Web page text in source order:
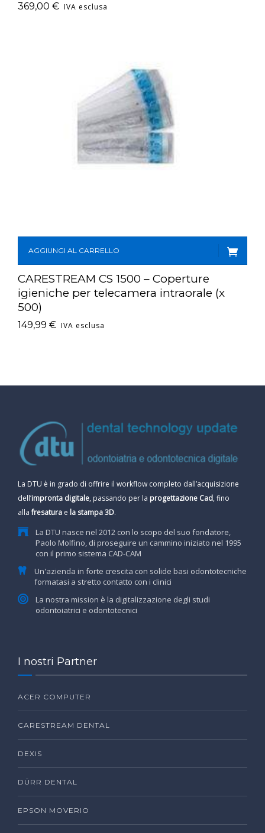
369,00 € IVA esclusa
AGGIUNGI AL CARRELLO
CARESTREAM CS 1500 – Coperture
igieniche per telecamera intraorale (x
500)
149,99 € IVA esclusa
La DTU è in grado di offrire il workflow completo dall’acquisizione
dell’impronta digitale, passando per la progettazione Cad, fino
allafresatura e la stampa 3D.
La DTU nasce nel 2012 con lo scopo del suo fondatore,
Paolo Molfino, di proseguire un cammino iniziato nel 1995
con il primo sistema CAD-CAM
Un'azienda in forte crescita con solide basi odontotecniche
formatasi a stretto contatto con i clinici
La nostra mission è la digitalizzazione degli studi
odontoiatrici e odontotecnici
I nostri Partner
ACER COMPUTER
CARESTREAM DENTAL
DEXIS
DÜRR DENTAL
EPSON MOVERIO